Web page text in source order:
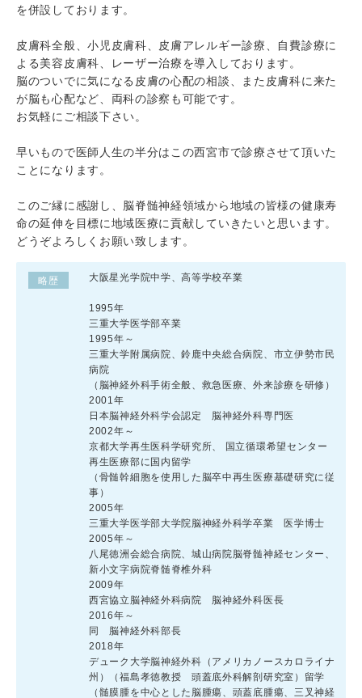
を併設しております。
皮膚科全般、小児皮膚科、皮膚アレルギー診療、自費診療に
よる美容皮膚科、レーザー治療を導入しております。
脳のついでに気になる皮膚の心配の相談、また皮膚科に来た
が脳も心配など、両科の診察も可能です。
お気軽にご相談下さい。
早いもので医師人生の半分はこの西宮市で診療させて頂いた
ことになります。
このご縁に感謝し、脳脊髄神経領域から地域の皆様の健康寿
命の延伸を目標に地域医療に貢献していきたいと思います。
どうぞよろしくお願い致します。
略歴 大阪星光学院中学、高等学校卒業
1995年
三重大学医学部卒業
1995年～
三重大学附属病院、鈴鹿中央総合病院、市立伊勢市民
病院
（脳神経外科手術全般、救急医療、外来診療を研修）
2001年
日本脳神経外科学会認定 脳神経外科専門医
2002年～
京都大学再生医科学研究所、 国立循環希望センター
再生医療部に国内留学
（骨髄幹細胞を使用した脳卒中再生医療基礎研究に従
事）
2005年
三重大学医学部大学院脳神経外科学卒業 医学博士
2005年～
八尾徳洲会総合病院、城山病院脳脊髄神経センター、
新小文字病院脊髄脊椎外科
2009年
西宮協立脳神経外科病院 脳神経外科医長
2016年～
同 脳神経外科部長
2018年
デューク大学脳神経外科（アメリカノースカロライナ
州）（福島孝徳教授 頭蓋底外科解剖研究室）留学
（髄膜腫を中心とした脳腫瘍、頭蓋底腫瘍、三叉神経